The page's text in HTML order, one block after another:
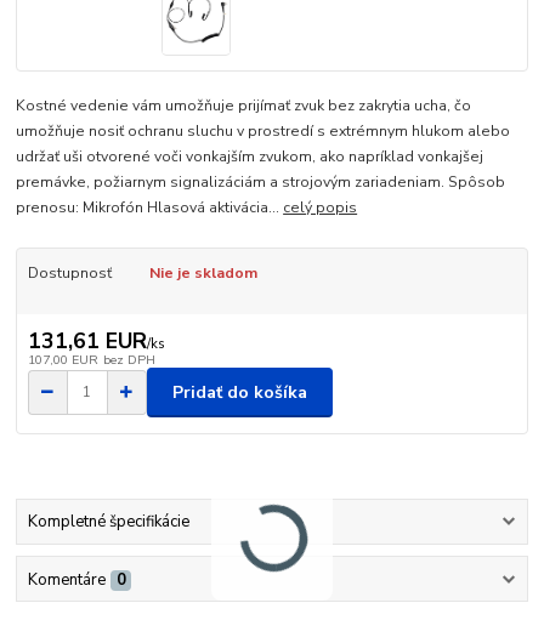
Kostné vedenie vám umožňuje prijímať zvuk bez zakrytia ucha, čo
umožňuje nosiť ochranu sluchu v prostredí s extrémnym hlukom alebo
udržať uši otvorené voči vonkajším zvukom, ako napríklad vonkajšej
premávke, požiarnym signalizáciám a strojovým zariadeniam. Spôsob
prenosu: Mikrofón Hlasová aktivácia... celý popis
Dostupnosť Nie je skladom
131,61 EUR/ks
107,00 EUR bez DPH
Pridať do košíka
Kompletné špecifikácie
Komentáre 0